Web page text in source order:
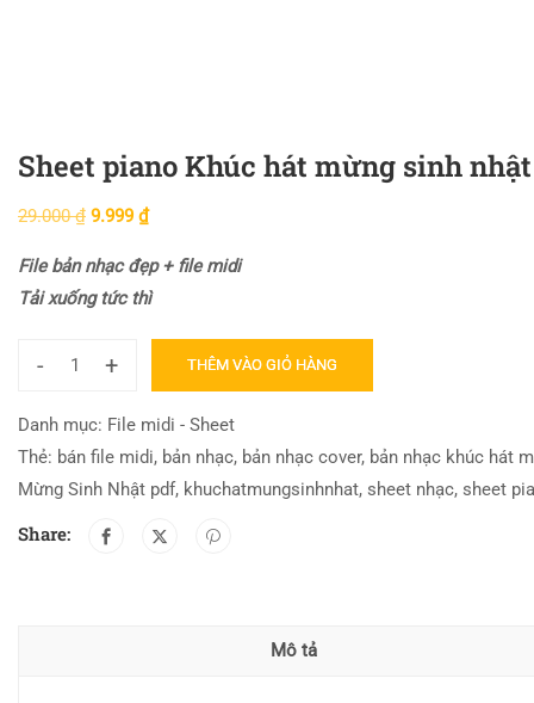
Sheet piano Khúc hát mừng sinh
29.000₫ 9.999 ₫
File bản nhạc đẹp + file midi
Tải xuống tức thì
- + THÊM VÀO GIỎ HÀNG
Danh mục: File midi - Sheet
Thẻ: bán file midi, bản nhạc, bản nhạc cover, bản nhạc khúc hát
Mừng Sinh Nhật pdf, khuchatmungsinhnhat, sheet nhạc, sheet
Share:
Mô tả